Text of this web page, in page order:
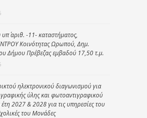
αριθ. -11- καταστήματος,
Κοινότητας Ωρωπού, Δημ.
Δήμου Πρέβεζας εμβαδού 17,50 τ.μ.
ηλεκτρονικού διαγωνισμού για
ύλης και φωτοαντιγραφικού
2027 & 2028 για τις υπηρεσίες του
του Μονάδες